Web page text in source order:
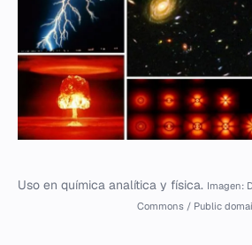
Uso en química analítica y física. Imagen:
Commons / Public